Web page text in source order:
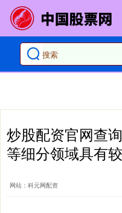
炒股配资官网查
等细分领域具有
网站：科元网配资